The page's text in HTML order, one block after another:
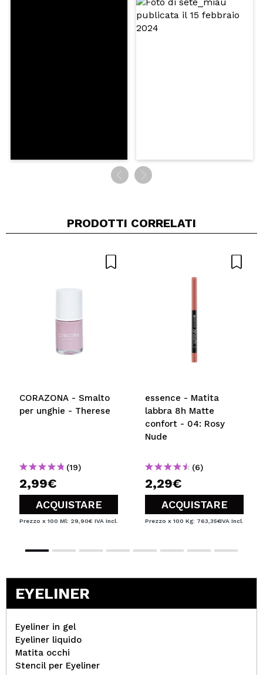
Consiglieresti questo acquisto?
PRODOTTI CORRELATI
CORAZONA - Smalto
per unghie - Therese
(19)
2,99€
ACQUISTARE
Prezzo x 100 Ml: 29,90€ IVA Incl.
essence - Matita
labbra 8h Matte
confort - 04: Rosy
Nude
(6)
2,29€
ACQUISTARE
Prezzo x 100 Kg: 763,35€IVA Incl.
EYELINER
Eyeliner in gel
Eyeliner liquido
Matita occhi
Stencil per Eyeliner